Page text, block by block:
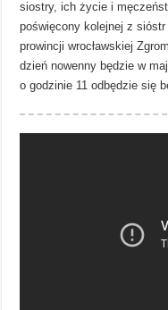
siostry, ich życie i
poświęcony kolejnej z
prowincji wrocławskiej
dzień nowenny będzie w
o godzinie 11 odbędzie się